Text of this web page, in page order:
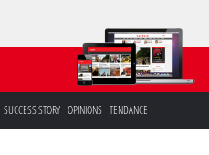
SUCCESS STORY OPINIONS TENDANCE